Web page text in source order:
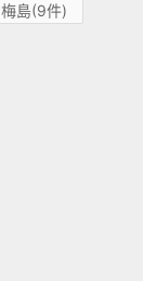
梅島(9件)